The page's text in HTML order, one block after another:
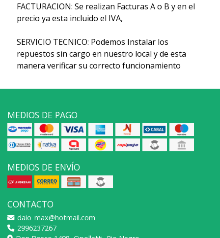
FACTURACION: Se realizan Facturas A o B y en el
precio ya esta incluido el IVA,
SERVICIO TECNICO: Podemos Instalar los
repuestos sin cargo en nuestro local y de esta
manera verificar su correcto funcionamiento
MEDIOS DE PAGO
MEDIOS DE ENVÍO
CONTACTO
daio_max@hotmail.com
2996237267